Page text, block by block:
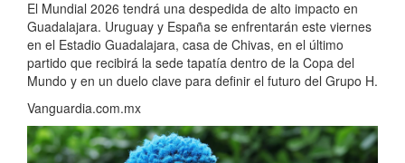
El Mundial 2026 tendrá una despedida de alto impacto en
Guadalajara. Uruguay y España se enfrentarán este viernes
en el Estadio Guadalajara, casa de Chivas, en el último
partido que recibirá la sede tapatía dentro de la Copa del
Mundo y en un duelo clave para definir el futuro del Grupo H.
Vanguardia.com.mx